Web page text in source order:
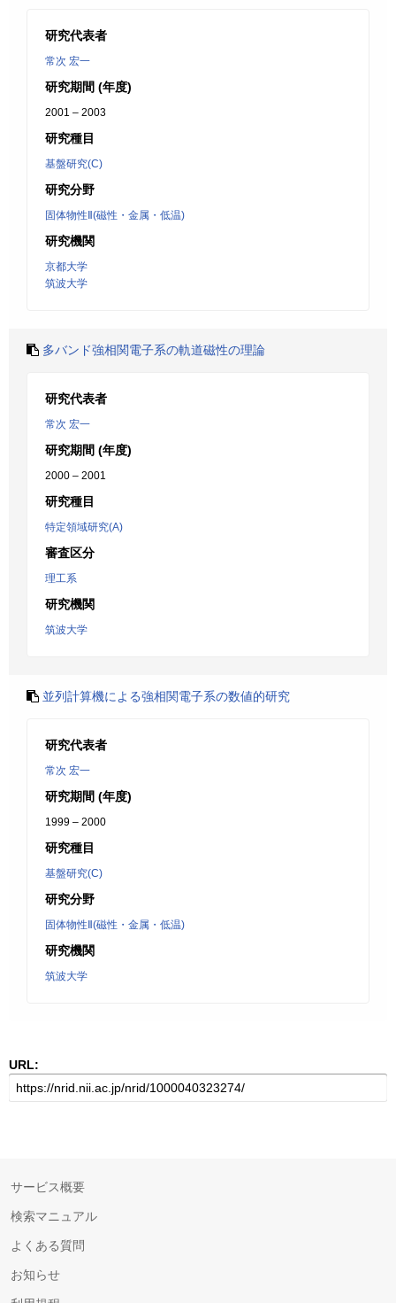
研究代表者
常次 宏一
研究期間 (年度)
2001 – 2003
研究種目
基盤研究(C)
研究分野
固体物性Ⅱ(磁性・金属・低温)
研究機関
京都大学
筑波大学
多バンド強相関電子系の軌道磁性の理論
研究代表者
常次 宏一
研究期間 (年度)
2000 – 2001
研究種目
特定領域研究(A)
審査区分
理工系
研究機関
筑波大学
並列計算機による強相関電子系の数値的研究
研究代表者
常次 宏一
研究期間 (年度)
1999 – 2000
研究種目
基盤研究(C)
研究分野
固体物性Ⅱ(磁性・金属・低温)
研究機関
筑波大学
URL:
サービス概要
検索マニュアル
よくある質問
お知らせ